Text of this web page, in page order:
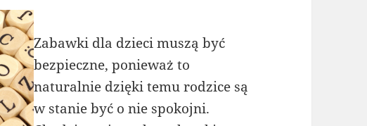
Zabawki dla dzieci muszą być
bezpieczne, ponieważ to
naturalnie dzięki temu rodzice są
w stanie być o nie spokojni.